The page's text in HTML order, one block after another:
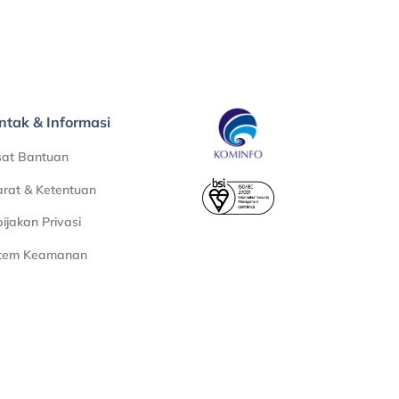
& Informasi
Bantuan
& Ketentuan
Privasi
Keamanan